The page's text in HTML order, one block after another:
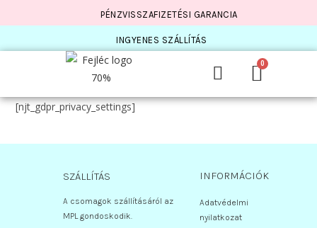
PÉNZVISSZAFIZETÉSI GARANCIA
INGYENES SZÁLLÍTÁS
[njt_gdpr_privacy_settings]
SZÁLLÍTÁS
A csomagok szállításáról az
MPL gondoskodik.
INFORMÁCIÓK
Adatvédelmi
nyilatkozat